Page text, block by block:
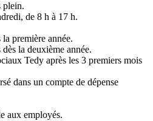
plein.
de 8 h à 17 h.
la première année.
la deuxième année.
Tedy après les 3 premiers mois
dans un compte de dépense
aux employés.